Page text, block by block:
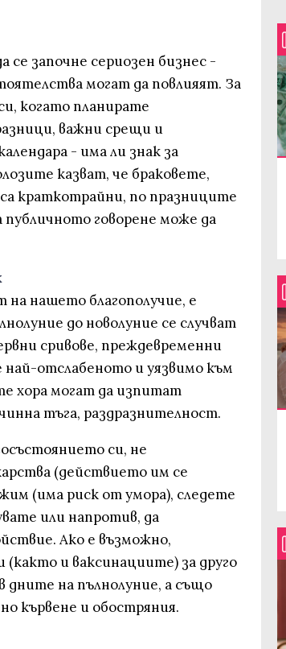
се започне сериозен бизнес -
могат да повлияят. За
когато планирате
важни срещи и
- има ли знак за
казват, че браковете,
краткотрайни, по празниците
говорене може да
нашето благополучие, е
до новолуние се случват
сривове, преждевременни
отслабеното и уязвимо към
хора могат да изпитат
тъга, раздразнителност.
си, не
(действието им се
(има риск от умора), следете
или напротив, да
Ако е възможно,
и ваксинациите) за друго
на пълнолуние, а също
кървене и обостряния.